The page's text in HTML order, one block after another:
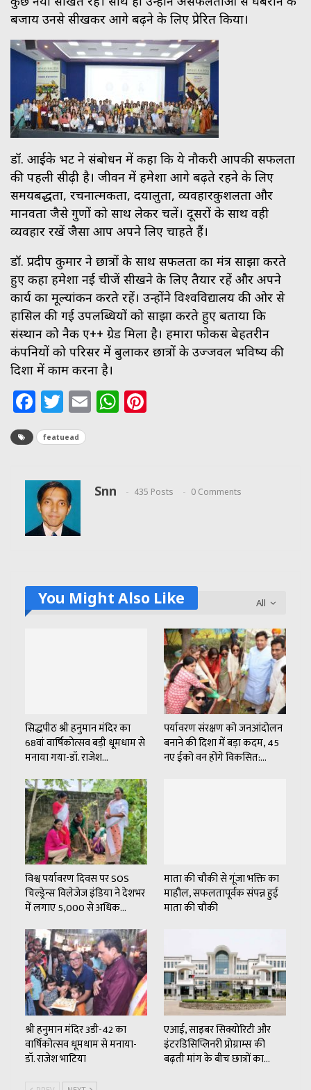
बजाय उनसे सीखकर आगे बढ़ने के लिए प्रेरित किया।
डॉ. आईके भट ने संबोधन में कहा कि ये नौकरी आपकी सफलता
की पहली सीढ़ी है। जीवन में हमेशा आगे बढ़ते रहने के लिए
समयबद्धता, रचनात्मकता, दयालुता, व्यवहारकुशलता और
मानवता जैसे गुणों को साथ लेकर चलें। दूसरों के साथ वही
व्यवहार रखें जैसा आप अपने लिए चाहते हैं।
डॉ. प्रदीप कुमार ने छात्रों के साथ सफलता का मंत्र साझा करते
हुए कहा हमेशा नई चीजें सीखने के लिए तैयार रहें और अपने
कार्य का मूल्यांकन करते रहें। उन्होंने विश्वविद्यालय की ओर से
हासिल की गई उपलब्धियों को साझा करते हुए बताया कि
संस्थान को नैक ए++ ग्रेड मिला है। हमारा फोकस बेहतरीन
कंपनियों को परिसर में बुलाकर छात्रों के उज्जवल भविष्य की
दिशा में काम करना है।
Facebook
Twitter
EmailWhatsApp
featuead
Snn 435 Posts 0 Comments
All
You Might Also Like
सिद्धपीठ श्री हनुमान मंदिर का
68वां वार्षिकोत्सव बड़ी धूमधाम से
मनाया गया-डॉ. राजेश…
पर्यावरण संरक्षण को जनआंदोलन
बनाने की दिशा में बड़ा कदम, 45
नए ईको वन होंगे विकसित:…
विश्व पर्यावरण दिवस पर SOS
चिल्ड्रेन्स विलेजेज इंडिया ने देशभर
में लगाए 5,000 से अधिक…
माता की चौकी से गूंजा भक्ति का
माहौल, सफलतापूर्वक संपन्न हुई
माता की चौकी
श्री हनुमान मंदिर 3डी-42 का
वार्षिकोत्सव धूमधाम से मनाया-
डॉ. राजेश भाटिया
एआई, साइबर सिक्योरिटी और
इंटरडिसिप्लिनरी प्रोग्राम्स की
बढ़ती मांग के बीच छात्रों का…